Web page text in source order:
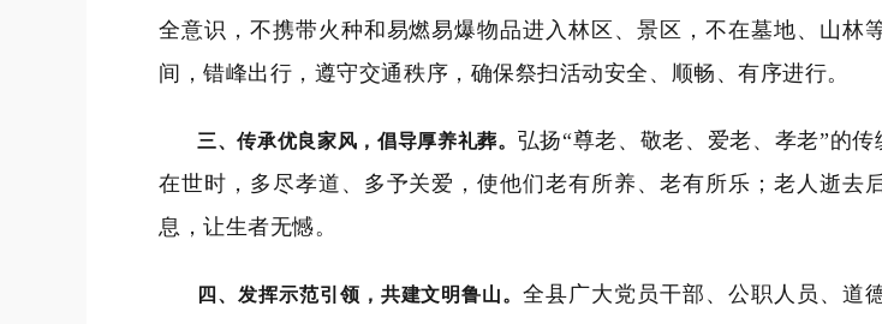
全意识，不携带火种和易燃易爆物品进入林区、景区，不在墓地、山
间，错峰出行，遵守交通秩序，确保祭扫活动安全、顺畅、有序进行。
三、传承优良家风，倡导厚养礼葬。 弘扬“尊老、敬老、爱老、孝老”的
在世时，多尽孝道、多予关爱，使他们老有所养、老有所乐；老人逝去
息，让生者无憾。
四、发挥示范引领，共建文明鲁山。全县广大党员干部、公职人员、道